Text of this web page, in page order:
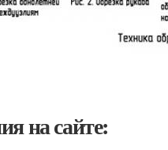
на сайте: